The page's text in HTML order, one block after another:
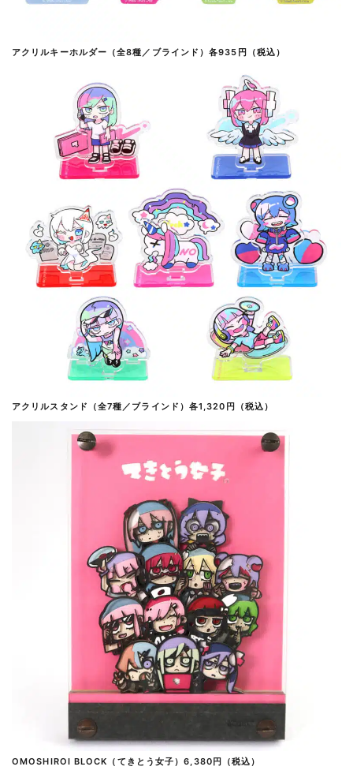
アクリルキーホルダー（全8種／ブラインド）各935円（税込）
アクリルスタンド（全7種／ブラインド）各1,320円（税込）
OMOSHIROI BLOCK（てきとう女子）6,380円（税込）